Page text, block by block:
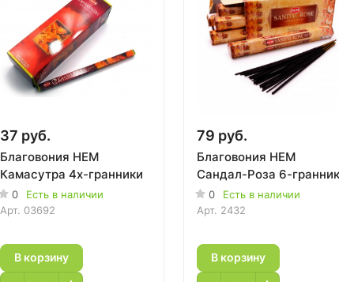
37 руб.
Благовония HEM
Камасутра 4х-гранники
0
Есть в наличии
Арт. 03692
В корзину
79 руб.
Благовония HEM
Сандал-Роза 6-
0
Есть в наличии
Арт. 2432
В корзину